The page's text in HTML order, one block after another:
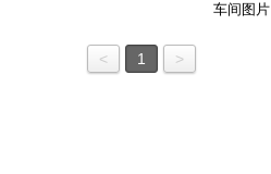
车间图片
< 1 >